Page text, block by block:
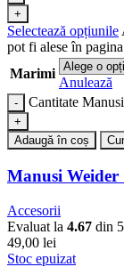
Selectează opțiunile
pot fi alese în
Marimi
Anulează
Cantitate
Adaugă în coș
Manusi Weider
Accesorii
Evaluat la 4.67 din 5
49,00 lei
Stoc epuizat